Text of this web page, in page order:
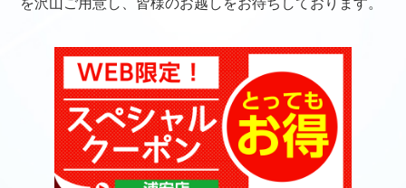
を沢山ご用意し、皆様のお越しをお待ちしております。